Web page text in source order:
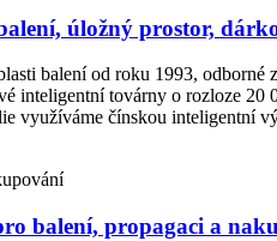
úložný prostor,
balení od roku 1993, odborné
továrny o rozloze 20
využíváme čínskou inteligentní
balení, propagaci a